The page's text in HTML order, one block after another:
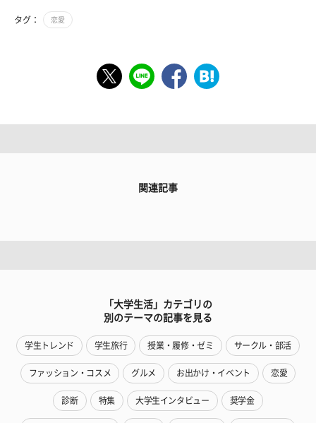
タグ： 恋愛
関連記事
「大学生活」カテゴリの
別のテーマの記事を見る
学生トレンド 学生旅行 授業・履修・ゼミ サークル・部活
ファッション・コスメ グルメ お出かけ・イベント 恋愛
診断 特集 大学生インタビュー 奨学金